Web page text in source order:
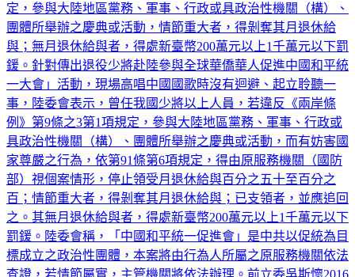
定，參與大陸地區黨務、軍事、行政或具政治性機關（構）、
團體所舉辦之慶典或活動，情節重大者，得剝奪其月退休給
與；無月退休給與者，得處新臺幣200萬元以上1千萬元以下罰
鍰。針對傳出退役少將赴陸參與全球華僑華人促進中國和平統
一大會」活動，現場高唱中國國歌時沒有迴避、起立聆聽一
事，陸委會表示，曾任我國少將以上人員，若違反《兩岸條
例》第9條之3第1項規定，參與大陸地區黨務、軍事、行政或
具政治性機關（構）、團體所舉辦之慶典或活動，而有妨害國
家尊嚴之行為，依第91條第6項規定，得由原服務機關（國防
部）視個案情形，停止領受月退休給與百分之五十至百分之
百；情節重大者，得剝奪其月退休給與；已支領者，並應追回
之。其無月退休給與者，得處新臺幣200萬元以上1千萬元以下
罰鍰。陸委會稱，「中國和平統一促進會」是中共以促統為目
標成立之政治性團體，本案將由行為人所屬之原服務機關依法
查證，若情節屬實，主管機關將依法辦理。前立委吳斯懷2016